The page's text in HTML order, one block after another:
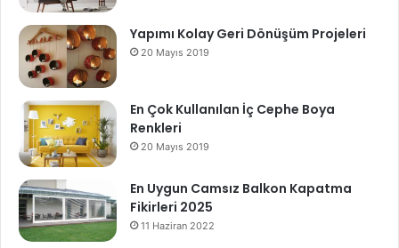
Yapımı Kolay Geri Dönüşüm Projeleri
20 Mayıs 2019
En Çok Kullanılan İç Cephe Boya
Renkleri
20 Mayıs 2019
En Uygun Camsız Balkon Kapatma
Fikirleri 2025
11 Haziran 2022